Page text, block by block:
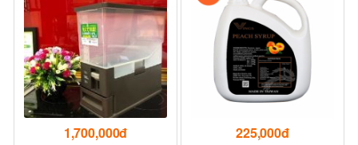
1,700,000đ 225,000đ